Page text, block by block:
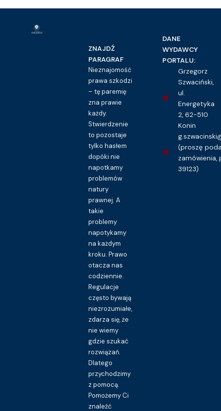
ZNAJDŹ
PARAGRAF
Nieznajomość
prawa szkodzi
– tę paremię
zna prawie
każdy.
Stwierdzenie
to pozostaje
tylko hasłem
dopóki nie
napotkamy
problemów
natury
prawnej. A
takie
problemy
napotykamy
na każdym
kroku. Prawo
otacza nas
codziennie.
Regulacje
często bywają
niezrozumiałe,
zdarza się, że
nie wiemy
gdzie szukać
rozwiązań.
Dlatego
przychodzimy
z pomocą.
Pomożemy Ci
znaleźć
DANE
WYDAWCY
PORTALU:
Grzegorz
Szwaciński,
ul.
Energetyka
2, 62-510
Konin
(proszę
zamówienia,
39123)